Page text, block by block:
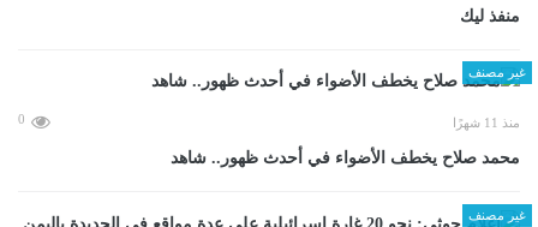
منفذ ليك
غير مصنف
منذ 11 شهرًا 0
محمد صلاح يخطف الأضواء في أحدث ظهور.. شاهد
غير مصنف